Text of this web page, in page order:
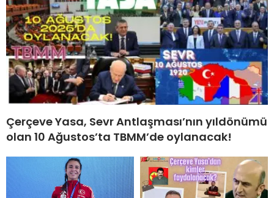
Çerçeve Yasa, Sevr Antlaşması’nın yıldönümü
olan 10 Ağustos’ta TBMM’de oylanacak!